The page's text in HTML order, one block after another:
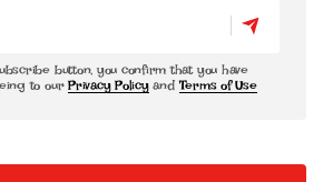
button, you confirm that you have
to ourPrivacy PolicyandTerms of Use